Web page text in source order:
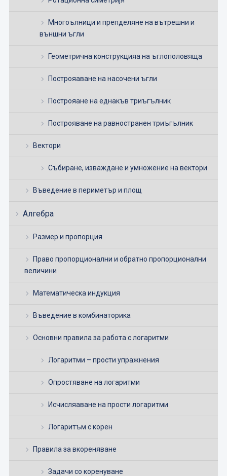
Многоълници и препделяне на вътрешни и
външни ъгли
Геометрична конструкцияа на ъглополовяща
Построяаване на насочени ъгли
Построяане на еднакъв триъгълник
Построяване на равностранен триъгълник
Вектори
Събиране, изваждане и умножение на вектори
Въведение в периметър и площ
Алгебра
Размер и пропорция
Право пропорционални и обратно пропорционални
величини
Математическа индукция
Въведение в комбинаторика
Основни правила за работа с логаритми
Логаритми – прости упражнения
Опростяване на логаритми
Исчисляаване на прости логаритми
Логаритъм с корен
Правила за вкореняване
Задачи со коренуване